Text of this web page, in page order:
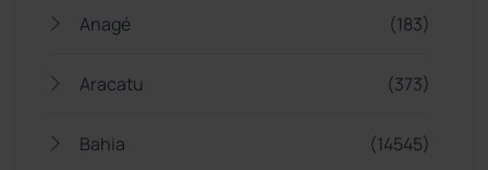
Anagé (183)
Aracatu (373)
Bahia (14545)